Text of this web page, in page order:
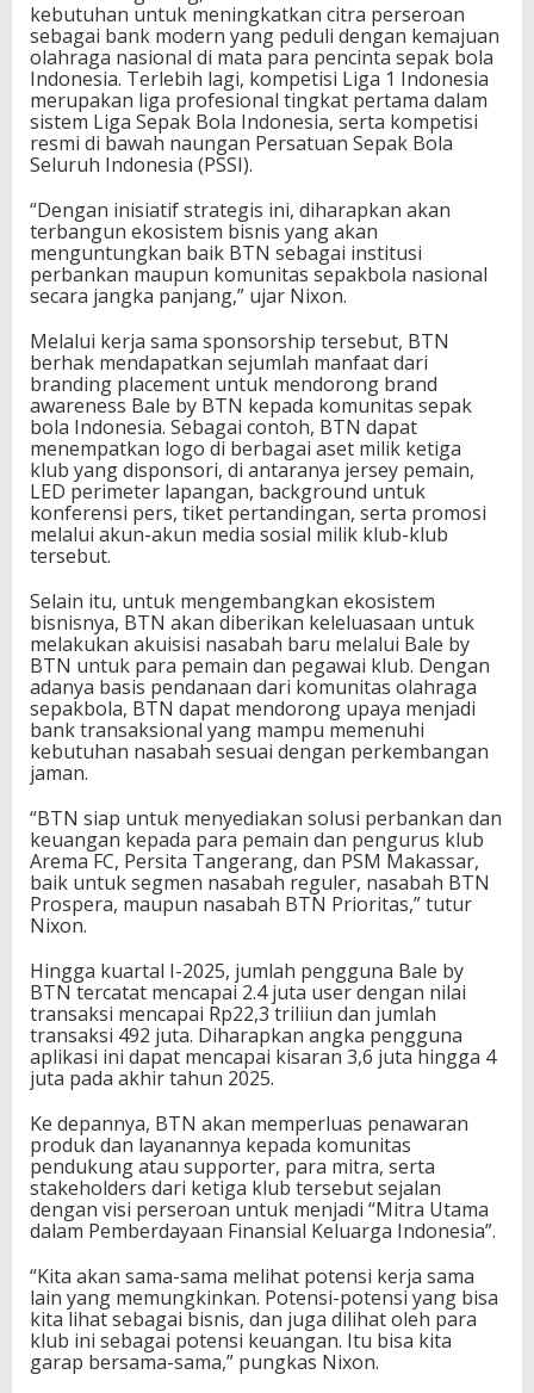
kebutuhan untuk meningkatkan citra perseroan
sebagai bank modern yang peduli dengan kemajuan
olahraga nasional di mata para pencinta sepak bola
Indonesia. Terlebih lagi, kompetisi Liga 1 Indonesia
merupakan liga profesional tingkat pertama dalam
sistem Liga Sepak Bola Indonesia, serta kompetisi
resmi di bawah naungan Persatuan Sepak Bola
Seluruh Indonesia (PSSI).
“Dengan inisiatif strategis ini, diharapkan akan
terbangun ekosistem bisnis yang akan
menguntungkan baik BTN sebagai institusi
perbankan maupun komunitas sepakbola nasional
secara jangka panjang,” ujar Nixon.
Melalui kerja sama sponsorship tersebut, BTN
berhak mendapatkan sejumlah manfaat dari
branding placement untuk mendorong brand
awareness Bale by BTN kepada komunitas sepak
bola Indonesia. Sebagai contoh, BTN dapat
menempatkan logo di berbagai aset milik ketiga
klub yang disponsori, di antaranya jersey pemain,
LED perimeter lapangan, background untuk
konferensi pers, tiket pertandingan, serta promosi
melalui akun-akun media sosial milik klub-klub
tersebut.
Selain itu, untuk mengembangkan ekosistem
bisnisnya, BTN akan diberikan keleluasaan untuk
melakukan akuisisi nasabah baru melalui Bale by
BTN untuk para pemain dan pegawai klub. Dengan
adanya basis pendanaan dari komunitas olahraga
sepakbola, BTN dapat mendorong upaya menjadi
bank transaksional yang mampu memenuhi
kebutuhan nasabah sesuai dengan perkembangan
jaman.
“BTN siap untuk menyediakan solusi perbankan dan
keuangan kepada para pemain dan pengurus klub
Arema FC, Persita Tangerang, dan PSM Makassar,
baik untuk segmen nasabah reguler, nasabah BTN
Prospera, maupun nasabah BTN Prioritas,” tutur
Nixon.
Hingga kuartal I-2025, jumlah pengguna Bale by
BTN tercatat mencapai 2.4 juta user dengan nilai
transaksi mencapai Rp22,3 triliiun dan jumlah
transaksi 492 juta. Diharapkan angka pengguna
aplikasi ini dapat mencapai kisaran 3,6 juta hingga 4
juta pada akhir tahun 2025.
Ke depannya, BTN akan memperluas penawaran
produk dan layanannya kepada komunitas
pendukung atau supporter, para mitra, serta
stakeholders dari ketiga klub tersebut sejalan
dengan visi perseroan untuk menjadi “Mitra Utama
dalam Pemberdayaan Finansial Keluarga Indonesia”.
“Kita akan sama-sama melihat potensi kerja sama
lain yang memungkinkan. Potensi-potensi yang bisa
kita lihat sebagai bisnis, dan juga dilihat oleh para
klub ini sebagai potensi keuangan. Itu bisa kita
garap bersama-sama,” pungkas Nixon.